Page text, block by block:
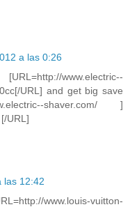
a las 0:26
www.electric--
URL] and get big save
shaver.com/ ]
URL]
las 12:42
www.louis-vuitton-